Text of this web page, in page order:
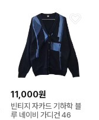
11,000원
빈티지 자카드 기하학 블
루 네이비 가디건 46